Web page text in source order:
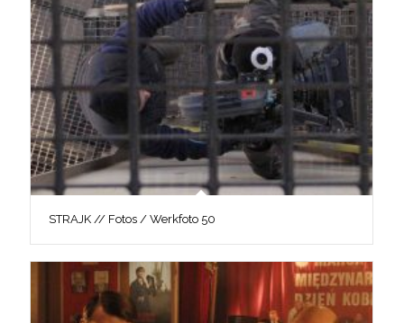
STRAJK // Fotos / Werkfoto 50